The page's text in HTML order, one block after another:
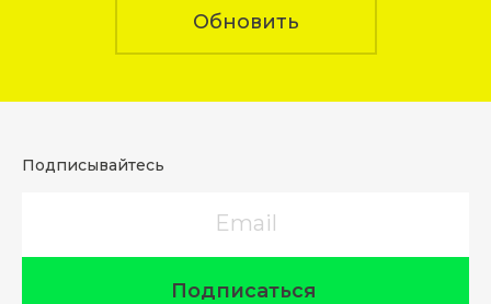
Обновить
Подписывайтесь
Подписаться